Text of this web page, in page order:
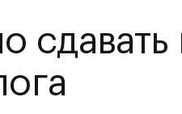
сдавать